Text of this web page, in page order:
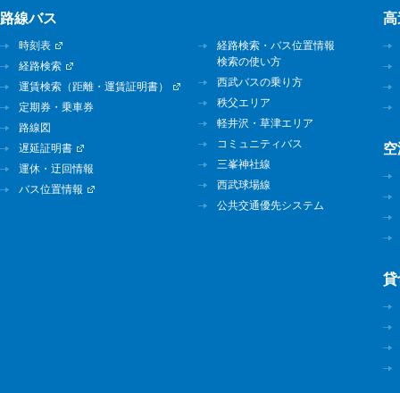
路線バス
時刻表
経路検索
運賃検索（距離・運賃証明書）
定期券・乗車券
路線図
遅延証明書
運休・迂回情報
バス位置情報
経路検索・バス位置情報
検索の使い方
西武バスの乗り方
秩父エリア
軽井沢・草津エリア
コミュニティバス
三峯神社線
西武球場線
公共交通優先システム